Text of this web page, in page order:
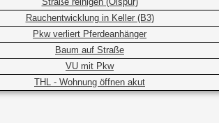
Rauchentwicklung in Keller (B3)
Pkw verliert Pferdeanhänger
Baum auf Straße
VU mit Pkw
THL - Wohnung öffnen akut